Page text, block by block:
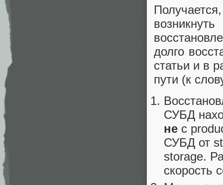
долго
статьи и в
пути (к
СУБД
не с
СУБД от
storage.
скорость